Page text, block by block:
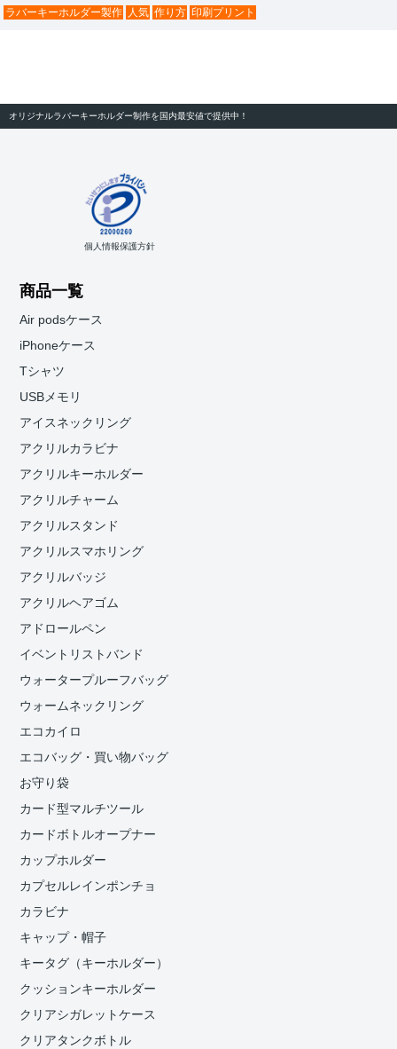
ラバーキーホルダー製作 人気 作り方 印刷プリント
オリジナルラバーキーホルダー制作を国内最安値で提供中！
個人情報保護方針
商品一覧
Air podsケース
iPhoneケース
Tシャツ
USBメモリ
アイスネックリング
アクリルカラビナ
アクリルキーホルダー
アクリルチャーム
アクリルスタンド
アクリルスマホリング
アクリルバッジ
アクリルヘアゴム
アドロールペン
イベントリストバンド
ウォータープルーフバッグ
ウォームネックリング
エコカイロ
エコバッグ・買い物バッグ
お守り袋
カード型マルチツール
カードボトルオープナー
カップホルダー
カプセルレインポンチョ
カラビナ
キャップ・帽子
キータグ（キーホルダー）
クッションキーホルダー
クリアシガレットケース
クリアタンクボトル